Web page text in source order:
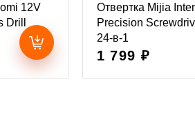
12V
Drill
Отвертка Mijia
Precision
24-в-1
1 799 ₽